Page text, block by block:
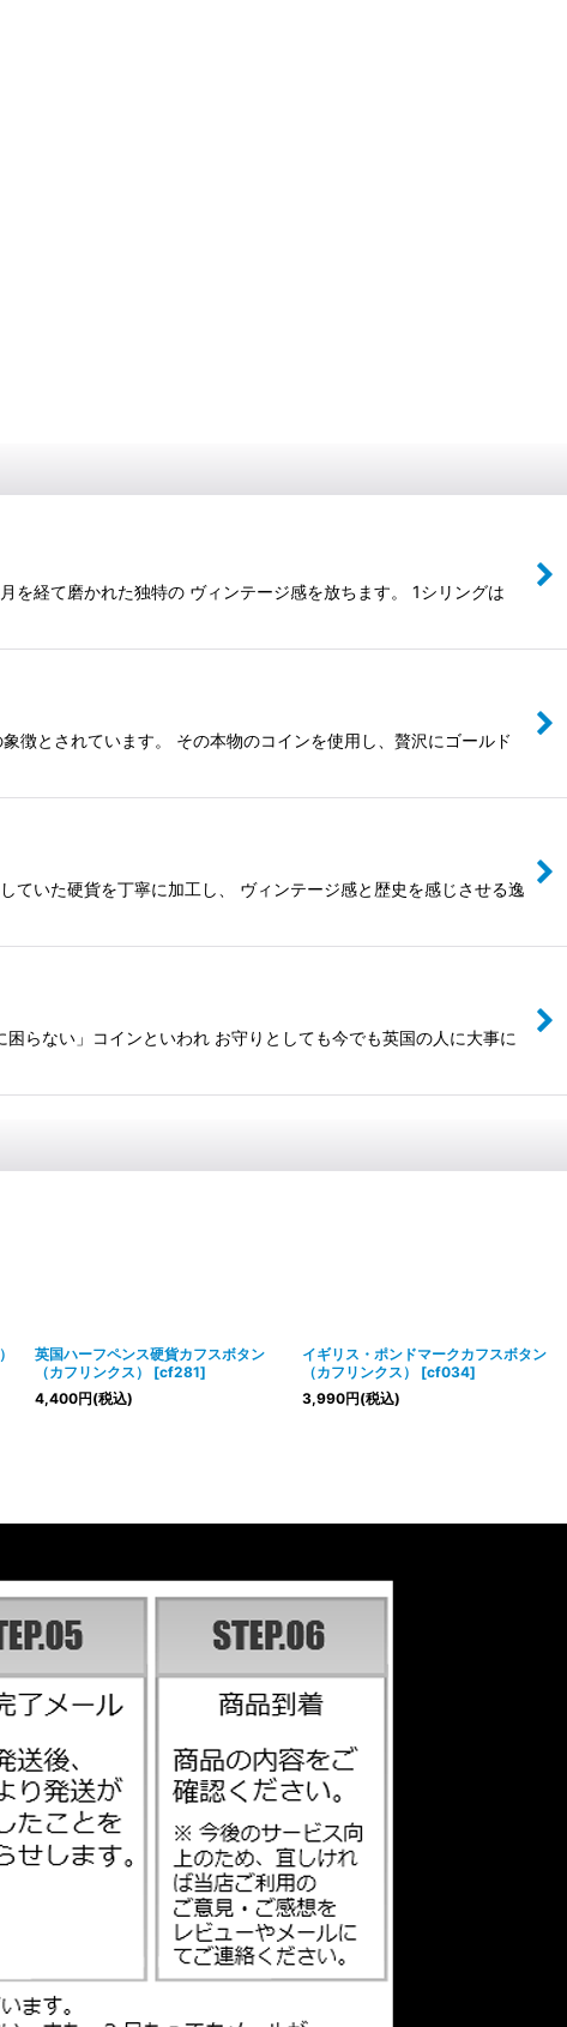
を経て磨かれた独特の ヴィンテージ感を放ちます。 1シリングは
徴とされています。 その本物のコインを使用し、贅沢にゴールド
ていた硬貨を丁寧に加工し、 ヴィンテージ感と歴史を感じさせる逸
らない」コインといわれ お守りとしても今でも英国の人に大事に
英国ハーフペンス硬貨カフスボタン
（カフリンクス）
[cf281]
4,400円(税込)
イギリス・ポンドマークカフスボタン
（カフリンクス）
[cf034]
3,990円(税込)